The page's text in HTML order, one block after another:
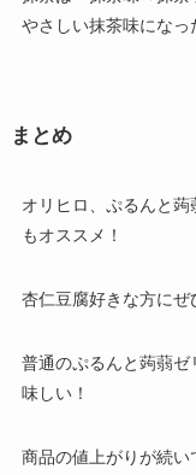
やさしい抹茶味になっ
まとめ
オリヒロ、ぷるんと
もオススメ！
杏仁豆腐好きな方にぜ
普通のぷるんと蒟蒻
味しい！
商品の値上がりが続